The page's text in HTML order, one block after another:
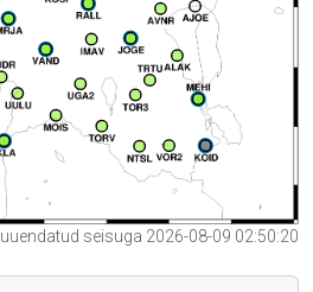
seisuga 2026-08-09 02:50:20